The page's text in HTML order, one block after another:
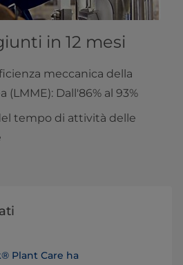
in 12 mesi
meccanica della
(LMME): Dall'86% al 93%
tempo di attività delle
Plant Care ha